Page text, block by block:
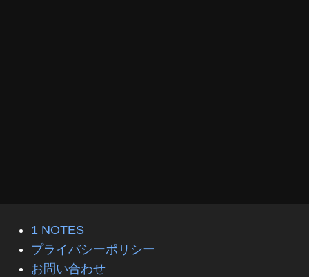
1 NOTES
プライバシーポリシー
お問い合わせ